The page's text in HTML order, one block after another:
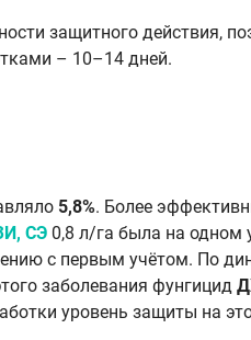
защитного действия,
– 10–14 дней.
5,8%. Более
СЭ 0,8 л/га была на одном
с первым учётом. По
заболевания фунгицид
уровень защиты на